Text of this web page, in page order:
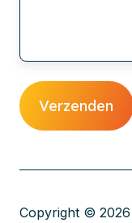
Copyright © 2026